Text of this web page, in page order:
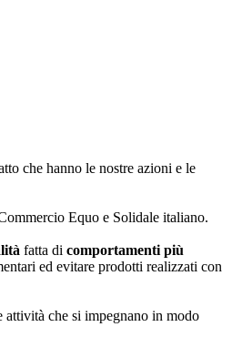
che hanno le nostre azioni e le
Equo e Solidale italiano.
fatta di comportamenti più
ed evitare prodotti realizzati con
attività che si impegnano in modo